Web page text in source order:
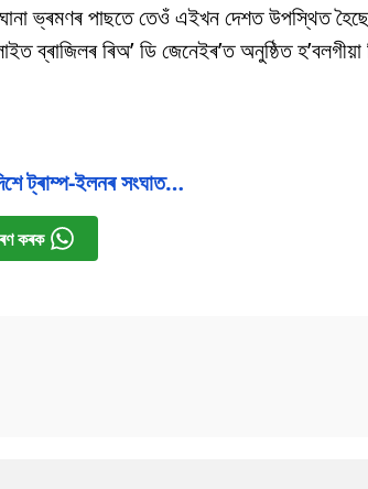
ভ্ৰমণৰ পাছতে তেওঁ এইখন দেশত উপস্থিত
ৰিঅ’ ডি জেনেইৰ’ত অনুষ্ঠিত হ’বলগীয়া
ট্ৰাম্প-ইলনৰ সংঘাত…
কৰক